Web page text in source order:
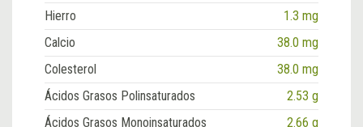
Hierro
1.3 mg
Calcio
38.0 mg
Colesterol
38.0 mg
Ácidos Grasos Polinsaturados
2.53 g
Ácidos Grasos Monoinsaturados
2.66 g